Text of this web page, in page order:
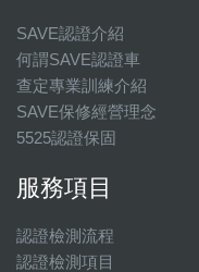
SAVE認證介紹
何謂SAVE認證車
查定專業訓練介紹
SAVE保修經營理念
5525認證保固
服務項目
認證檢測流程
認證檢測項目